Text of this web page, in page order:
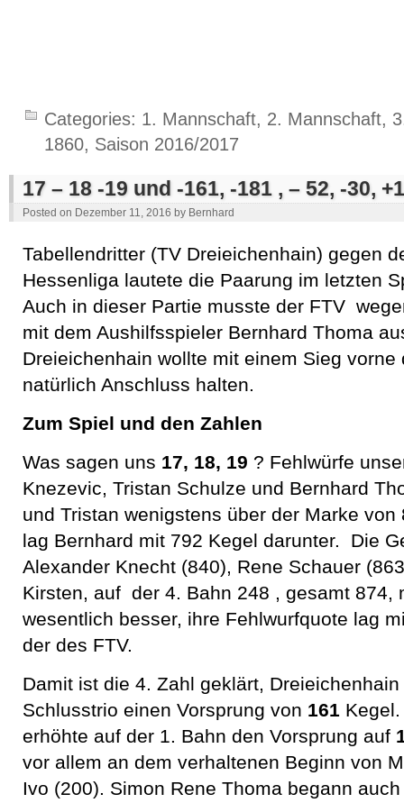
Categories: 1. Mannschaft, 2. Mannschaft,
1860, Saison 2016/2017
17 – 18 -19 und -161, -181 , – 52, -30,
Posted on Dezember 11, 2016 by Bernhard
Tabellendritter (TV Dreieichenhain) gegen
Hessenliga lautete die Paarung im letzten
Auch in dieser Partie musste der FTV
mit dem Aushilfsspieler Bernhard Thoma
Dreieichenhain wollte mit einem Sieg vorne
natürlich Anschluss halten.
Zum Spiel und den Zahlen
Was sagen uns 17, 18, 19 ? Fehlwürfe
Knezevic, Tristan Schulze und Bernhard
und Tristan wenigstens über der Marke
lag Bernhard mit 792 Kegel darunter. Die
Alexander Knecht (840), Rene Schauer
Kirsten, auf der 4. Bahn 248 , gesamt 874,
wesentlich besser, ihre Fehlwurfquote lag
der des FTV.
Damit ist die 4. Zahl geklärt,
Schlusstrio einen Vorsprung von 161
erhöhte auf der 1. Bahn den Vorsprung auf
vor allem an dem verhaltenen Beginn von
Ivo (200). Simon Rene Thoma begann